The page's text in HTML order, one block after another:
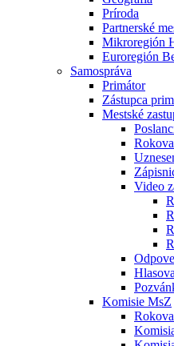
Príroda
Partnerské
Mikroregión
Euroregión
Samospráva
Primátor
Zástupca
Mestské
Video
Komisie MsZ